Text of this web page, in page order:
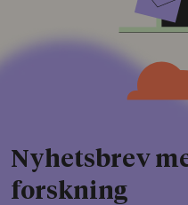
Nyhetsbrev
forskning